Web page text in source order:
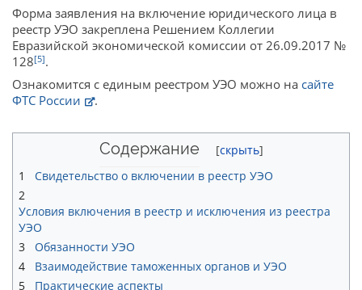
Форма заявления на включение юридического лица в
реестр УЭО закреплена Решением Коллегии
Евразийской экономической комиссии от 26.09.2017 №
128[5].
Ознакомится с единым реестром УЭО можно на сайте
ФТС России
.
Содержание
1
Свидетельство о включении в реестр УЭО
2
Условия включения в реестр и исключения из реестра
УЭО
3
Обязанности УЭО
4
Взаимодействие таможенных органов и УЭО
5
Практические аспекты